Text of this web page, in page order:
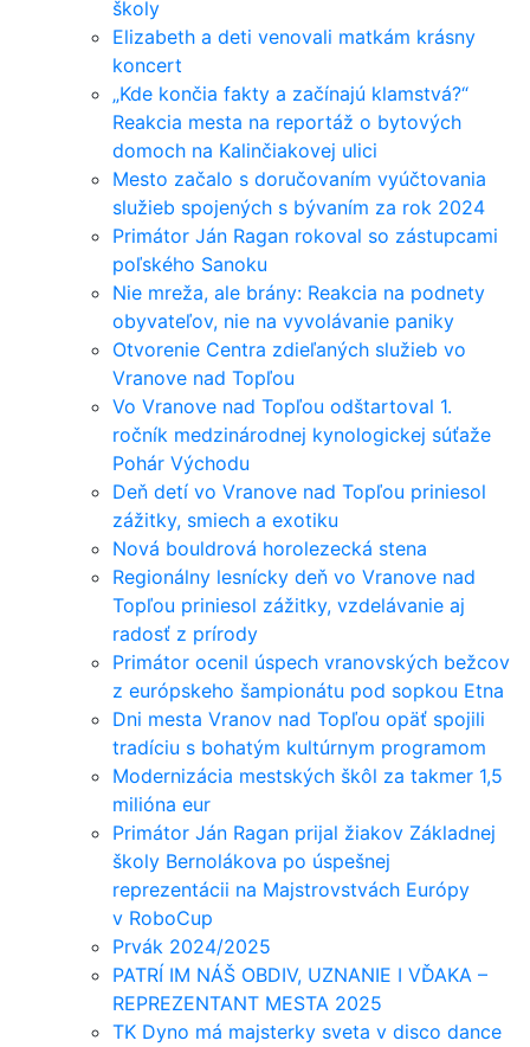
školy
Elizabeth a deti venovali matkám krásny
koncert
„Kde končia fakty a začínajú klamstvá?“
Reakcia mesta na reportáž o bytových
domoch na Kalinčiakovej ulici
Mesto začalo s doručovaním vyúčtovania
služieb spojených s bývaním za rok 2024
Primátor Ján Ragan rokoval so zástupcami
poľského Sanoku
Nie mreža, ale brány: Reakcia na podnety
obyvateľov, nie na vyvolávanie paniky
Otvorenie Centra zdieľaných služieb vo
Vranove nad Topľou
Vo Vranove nad Topľou odštartoval 1.
ročník medzinárodnej kynologickej súťaže
Pohár Východu
Deň detí vo Vranove nad Topľou priniesol
zážitky, smiech a exotiku
Nová bouldrová horolezecká stena
Regionálny lesnícky deň vo Vranove nad
Topľou priniesol zážitky, vzdelávanie aj
radosť z prírody
Primátor ocenil úspech vranovských bežcov
z európskeho šampionátu pod sopkou Etna
Dni mesta Vranov nad Topľou opäť spojili
tradíciu s bohatým kultúrnym programom
Modernizácia mestských škôl za takmer 1,5
milióna eur
Primátor Ján Ragan prijal žiakov Základnej
školy Bernolákova po úspešnej
reprezentácii na Majstrovstvách Európy
v RoboCup
Prvák 2024/2025
PATRÍ IM NÁŠ OBDIV, UZNANIE I VĎAKA –
REPREZENTANT MESTA 2025
TK Dyno má majsterky sveta v disco dance